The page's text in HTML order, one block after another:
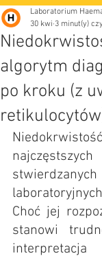
algorytm
po kroku (z
Laboratorium
30 kwi 3 minut(y)
Choć jej
stanowi
interpretacja